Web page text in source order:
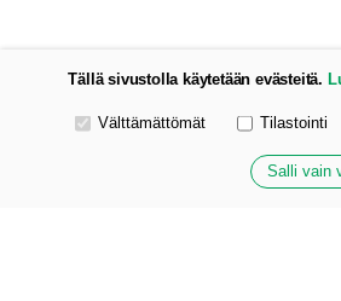
Tällä sivustolla käytetään evästeitä.
Valitse käytettävät evästeet
Välttämättömät Tilastointi
Salli vain